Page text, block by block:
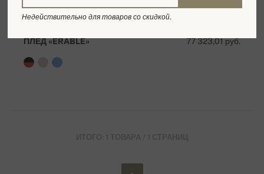
77 323,01 руб.
ПЛЕД «ERABLE»
Недействительно для товаров со скидкой.